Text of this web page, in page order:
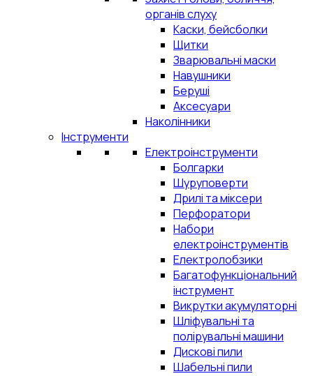
органів слуху
Каски, бейсболки
Щитки
Зварювальні маски
Навушники
Беруші
Аксесуари
Наколінники
Інструменти
Електроінструменти
Болгарки
Шуруповерти
Дрилі та міксери
Перфоратори
Набори
електроінструментів
Електролобзики
Багатофункціональний
інструмент
Викрутки акумуляторні
Шліфувальні та
полірувальні машини
Дискові пили
Шабельні пили